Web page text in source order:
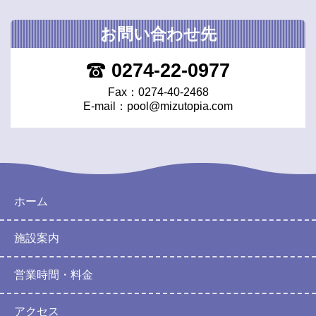
お問い合わせ先
0274-22-0977
Fax：0274-40-2468
E-mail： pool@mizutopia.com
ホーム
施設案内
営業時間・料金
アクセス